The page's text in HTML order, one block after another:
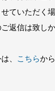
ていただく
返信は致し
、
こちらか